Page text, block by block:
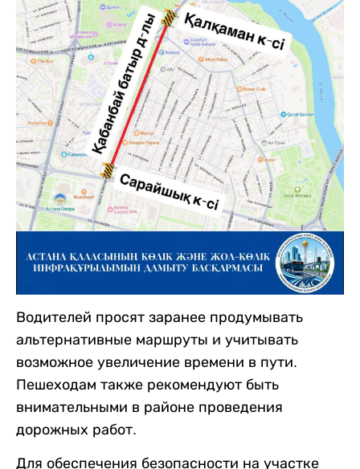
Водителей просят заранее продумывать
альтернативные маршруты и учитывать
возможное увеличение времени в пути.
Пешеходам также рекомендуют быть
внимательными в районе проведения
дорожных работ.
Для обеспечения безопасности на участке